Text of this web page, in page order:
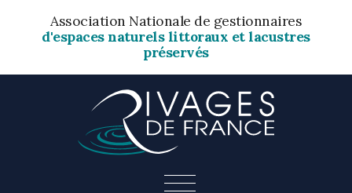
Association Nationale de gestionnaires
d'espaces naturels littoraux et lacustres
préservés